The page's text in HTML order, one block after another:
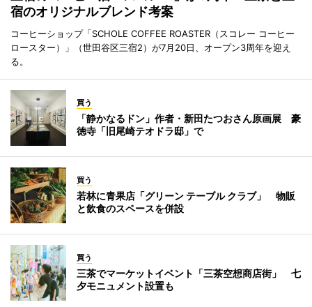
宿のオリジナルブレンド考案
コーヒーショップ「SCHOLE COFFEE ROASTER（スコレー コーヒー
ロースター）」（世田谷区三宿2）が7月20日、オープン3周年を迎え
る。
買う
「静かなるドン」作者・新田たつおさん原画展 豪
徳寺「旧尾崎テオドラ邸」で
買う
若林に青果店「グリーン テーブル クラブ」 物販
と飲食のスペースを併設
買う
三茶でマーケットイベント「三茶空想商店街」 七
夕モニュメント設置も